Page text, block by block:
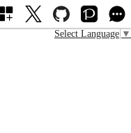
Select Language ▼